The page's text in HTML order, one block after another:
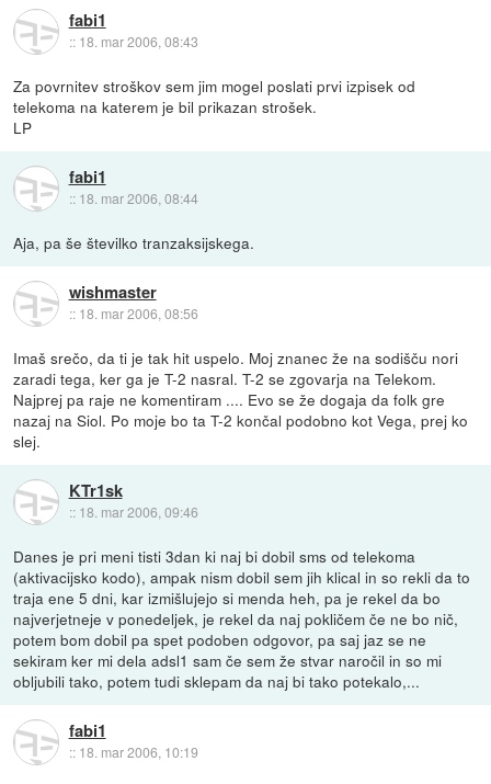
fabi1
:: 18. mar 2006, 08:43
Za povrnitev stroškov sem jim mogel poslati prvi izpisek od
telekoma na katerem je bil prikazan strošek.
LP
fabi1
:: 18. mar 2006, 08:44
Aja, pa še številko tranzaksijskega.
wishmaster
:: 18. mar 2006, 08:56
Imaš srečo, da ti je tak hit uspelo. Moj znanec že na sodišču nori
zaradi tega, ker ga je T-2 nasral. T-2 se zgovarja na Telekom.
Najprej pa raje ne komentiram .... Evo se že dogaja da folk gre
nazaj na Siol. Po moje bo ta T-2 končal podobno kot Vega, prej ko
slej.
KTr1sk
:: 18. mar 2006, 09:46
Danes je pri meni tisti 3dan ki naj bi dobil sms od telekoma
(aktivacijsko kodo), ampak nism dobil sem jih klical in so rekli da to
traja ene 5 dni, kar izmišlujejo si menda heh, pa je rekel da bo
najverjetneje v ponedeljek, je rekel da naj pokličem če ne bo nič,
potem bom dobil pa spet podoben odgovor, pa saj jaz se ne
sekiram ker mi dela adsl1 sam če sem že stvar naročil in so mi
obljubili tako, potem tudi sklepam da naj bi tako potekalo,...
fabi1
:: 18. mar 2006, 10:19